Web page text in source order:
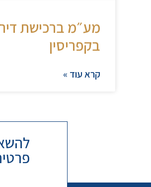
מע״מ ברכישת
בקפריסין
קרא עוד »